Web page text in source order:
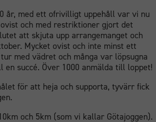
år, med ett ofrivilligt uppehåll var vi nu
och med restriktioner gjort det
att skjuta upp arrangemanget och
Mycket ovist och inte minst ett
med vädret och många var löpsugna
succé. Över 1000 anmälda till loppet!
för att heja och supporta, tyvärr fick
och 5km (som vi kallar Götajoggen).